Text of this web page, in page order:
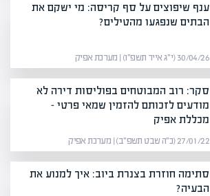
ענף שיפוצים על סף קריסה: מי ישקם את
הבתים שנפגעו מהטילים?
30/04/26 (י״ג אייר תשפ״ו) | מערכת אפיק
סקר: רוב המבוטחים בפוליסות דירה לא
מודעים לזכותם להזמין שמאי פרטי –
מכללת אפיק
27/01/22 (כ״ה שבט תשפ״ב) | מערכת אפיק
סתימה חוזרת בצנרת ביוב: איך למנוע את
הבעיה?